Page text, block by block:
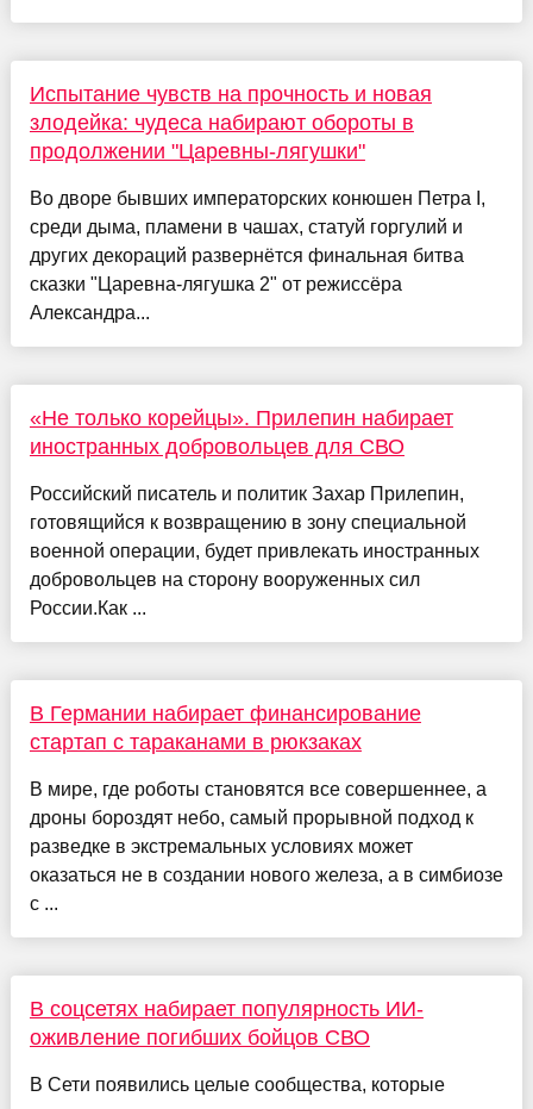
Испытание чувств на прочность и новая
злодейка: чудеса набирают обороты в
продолжении "Царевны-лягушки"
Во дворе бывших императорских конюшен Петра I,
среди дыма, пламени в чашах, статуй горгулий и
других декораций развернётся финальная битва
сказки "Царевна-лягушка 2" от режиссёра
Александра...
«Не только корейцы». Прилепин набирает
иностранных добровольцев для СВО
Российский писатель и политик Захар Прилепин,
готовящийся к возвращению в зону специальной
военной операции, будет привлекать иностранных
добровольцев на сторону вооруженных сил
России.Как ...
В Германии набирает финансирование
стартап с тараканами в рюкзаках
В мире, где роботы становятся все совершеннее, а
дроны бороздят небо, самый прорывной подход к
разведке в экстремальных условиях может
оказаться не в создании нового железа, а в симбиозе
с ...
В соцсетях набирает популярность ИИ-
оживление погибших бойцов СВО
В Сети появились целые сообщества, которые